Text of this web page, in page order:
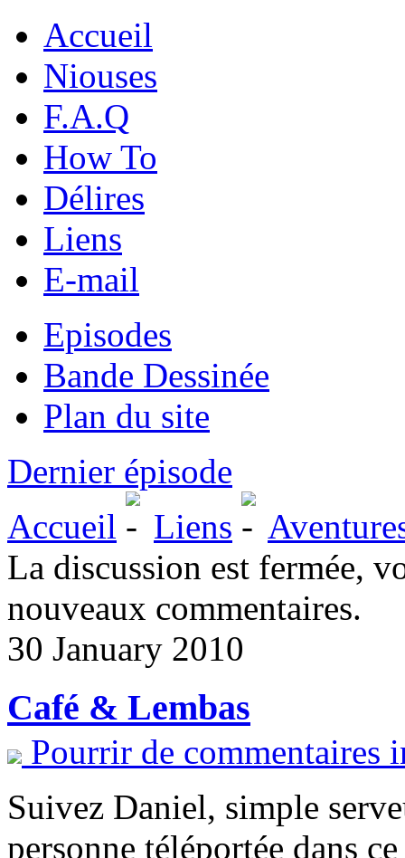
Accueil
Niouses
F.A.Q
How To
Délires
Liens
E-mail
Episodes
Bande Dessinée
Plan du site
Dernier épisode
Accueil
Liens
La discussion est fermée,
nouveaux commentaires.
30 January 2010
Café & Lembas
Pourrir de commentaires
Suivez Daniel, simple
personne téléportée dans